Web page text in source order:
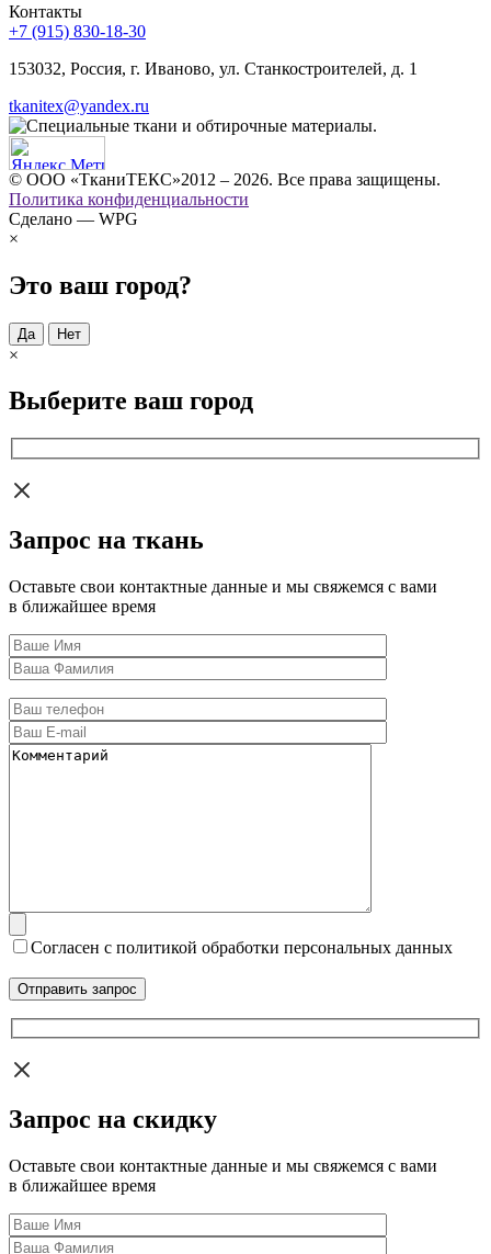
Контакты
+7 (915) 830-18-30
153032, Россия, г. Иваново, ул. Станкостроителей, д. 1
tkanitex@yandex.ru
© ООО «ТканиТЕКС»2012 – 2026. Все права защищены.
Политика конфиденциальности
Сделано — WPG
×
Это ваш город?
Да Нет
×
Выберите ваш город
Запрос на ткань
Оставьте свои контактные данные и мы свяжемся с вами
в ближайшее время
Согласен с политикой обработки персональных данных
Запрос на скидку
Оставьте свои контактные данные и мы свяжемся с вами
в ближайшее время